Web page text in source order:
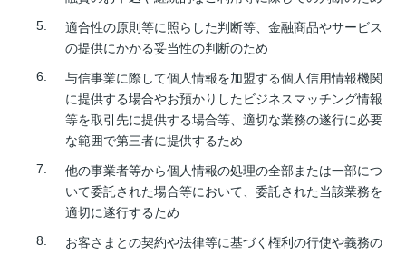
適合性の原則等に照らした判断等、金融商品やサービス
の提供にかかる妥当性の判断のため
与信事業に際して個人情報を加盟する個人信用情報機関
に提供する場合やお預かりしたビジネスマッチング情報
等を取引先に提供する場合等、適切な業務の遂行に必要
な範囲で第三者に提供するため
他の事業者等から個人情報の処理の全部または一部につ
いて委託された場合等において、委託された当該業務を
適切に遂行するため
お客さまとの契約や法律等に基づく権利の行使や義務の